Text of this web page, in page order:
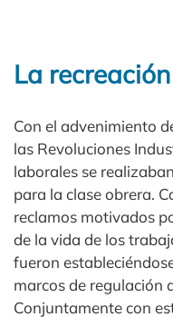
La
Con el advenimiento
las Revoluciones
laborales se
para la clase obrera.
reclamos motivados
de la vida de los
fueron
marcos de regulación
Conjuntamente con